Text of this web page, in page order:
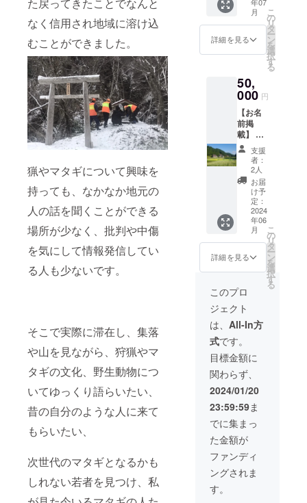
た戻ってきたことでなんと
なく信用され地域に溶け込
むことができました。
猟やマタギについて興味を
持っても、なかなか地元の
人の話を聞くことができる
場所が少なく、批判や中傷
を気にして情報発信してい
る人も少ないです。
そこで実際に滞在し、集落
や山を見ながら、狩猟やマ
タギの文化、野生動物につ
いてゆっくり語らいたい、
昔の自分のような人に来て
もらいたい、
次世代のマタギとなるかも
しれない若者を見つけ、私
ださ
い。 製
造者
了月舎
農園 加
木村望
秋田県
北秋田
市阿仁
銀山字
上新町
76-2
090-
9842-
2490
まで対
応いた
しま
す。
原材
料 さ
つまい
も（秋
産）、
小麦
粉、バ
ター、
全粉
乳、卵
黄（卵
を含
む）、
洋酒、
寒天 内
容量 5
個 賞味
期限
製造よ
り2週間
保存方
下で保
くださ
い。 芋
ンブラ
ン サイ
ズ
70×70×
80（㎜
） 重
ｇ（包
装込
み） 名
称 洋
菓子 原
材料
牛乳
好きな
アク
ティビ
ティを
提供い
たしま
作業体
験、カ
ヤッ
ク、
SUP、
冒険
コー
ス、鉱
石探
し、野
生動物
の撮
影。 ※
時期に
よって
できな
いもの
また体
験可能
なアク
ティビ
ティが
急遽変
更にな
る可能
性もあ
りま
す。 1
口4名様
まで対
応いた
しま
す。
月
詳細を見る
こ
の
リ
タ
ー
ン
を
選
択
す
る
50,
000 円
【お名
前掲
載】 農
家民宿
開業、
最低1年
間館内
にお名
前を掲
載させ
ていた
だきま
す。 木
製ネー
ムプ
レー
ト サ
イズ210
㎜×88㎜
遠方で
秋田に
来られ
ない、
とにか
く応援
したい
という
方はこ
ちらを
お願い
いたし
ます。
掲載を
希望さ
支援
者：
2人
お届
け予
定：
2024
年06
月
詳細を見る
こ
の
リ
タ
ー
ン
を
選
択
す
る
このプロ
ジェクト
は、 All-In方
式です。
目標金額に
関わらず、
2024/01/20
23:59:59ま
でに集まっ
た金額が
ファンディ
ングされま
す。